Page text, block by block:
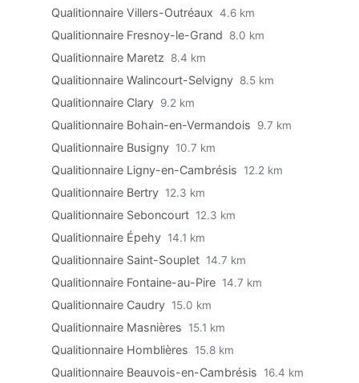
Qualitionnaire Villers-Outréaux 4.6 km
Qualitionnaire Fresnoy-le-Grand 8.0 km
Qualitionnaire Maretz 8.4 km
Qualitionnaire Walincourt-Selvigny 8.5 km
Qualitionnaire Clary 9.2 km
Qualitionnaire Bohain-en-Vermandois 9.7 km
Qualitionnaire Busigny 10.7 km
Qualitionnaire Ligny-en-Cambrésis 12.2 km
Qualitionnaire Bertry 12.3 km
Qualitionnaire Seboncourt 12.3 km
Qualitionnaire Épehy 14.1 km
Qualitionnaire Saint-Souplet 14.7 km
Qualitionnaire Fontaine-au-Pire 14.7 km
Qualitionnaire Caudry 15.0 km
Qualitionnaire Masnières 15.1 km
Qualitionnaire Homblières 15.8 km
Qualitionnaire Beauvois-en-Cambrésis 16.4 km